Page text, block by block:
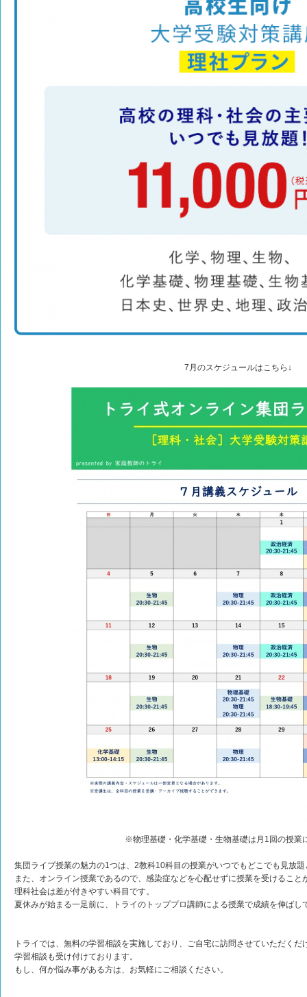
7月のスケジュールはこちら↓
※物理基礎・化学基礎・生物基礎は月1回の授業
集団ライブ授業の魅力の1つは、2教科10科目の授業がいつでもどこでも見放
また、オンライン授業であるので、感染症などを心配せずに授業を受けること
理科社会は差が付きやすい科目です。
夏休みが始まる一足前に、トライのトッププロ講師による授業で成績を伸ばし
トライでは、無料の学習相談を実施しており、ご自宅に訪問させていただく
学習相談も受け付けております。
もし、何か悩み事がある方は、お気軽にご相談ください。